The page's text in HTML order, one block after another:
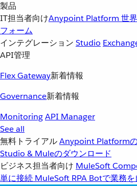
製品
IT担当者向けAnypoint Platform 世
フォーム
インテグレーション Studio
API管理
Flex Gateway新着情報
Governance新着情報
MonitoringAPI Manager
See all
無料トライアルAnypoint Platform
Studio & Muleのダウンロード
ビジネス担当者向け MuleSoft
単に接続 MuleSoft RPA Botで業務